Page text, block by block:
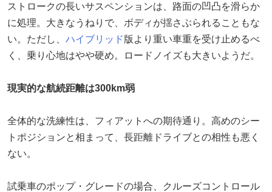
ストロークの長いサスペンションは、路面の凹凸を滑らか
に処理。大きなうねりで、ボディが揺さぶられることもな
い。ただし、 ハイブリッド版より重い車重を受け止めるべ
く、乗り心地はやや硬め。ロードノイズも大きいようだ。
現実的な航続距離は300km弱
全体的な洗練性は、フィアットへの期待通り。高めのシー
トポジションと相まって、長距離ドライブとの相性も悪く
ない。
試乗車のポップ・グレードの場合、クルーズコントロール